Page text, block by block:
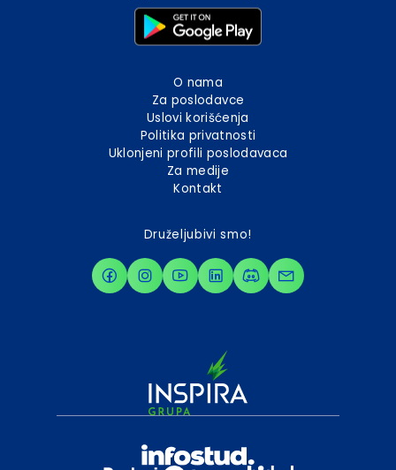
O nama
Za poslodavce
Uslovi korišćenja
Politika privatnosti
Uklonjeni profili poslodavaca
Za medije
Kontakt
Druželjubivi smo!